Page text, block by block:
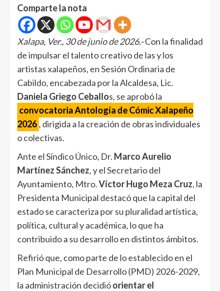
Comparte la nota
Xalapa, Ver., 30 de junio de 2026.-Con la finalidad
de impulsar el talento creativo de las y los
artistas xalapeños, en Sesión Ordinaria de
Cabildo, encabezada por la Alcaldesa, Lic.
Daniela Griego Ceballos, se aprobó la
convocatoria Antología de Cómic Xalapeño
2026 , dirigida a la creación de obras individuales
o colectivas.
Ante el Síndico Único, Dr. Marco Aurelio
Martínez Sánchez, y el Secretario del
Ayuntamiento, Mtro.Víctor Hugo Meza Cruz, la
Presidenta Municipal destacó que la capital del
estado se caracteriza por su pluralidad artística,
política, cultural y académica, lo que ha
contribuido a su desarrollo en distintos ámbitos.
Refirió que, como parte de lo establecido en el
Plan Municipal de Desarrollo (PMD) 2026-2029,
la administración decidióorientar el